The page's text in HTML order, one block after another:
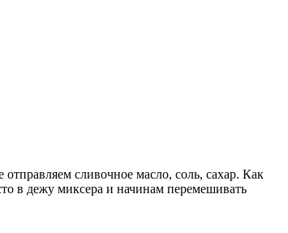
сливочное масло, соль, сахар. Как
в дежу миксера и начинам перемешивать